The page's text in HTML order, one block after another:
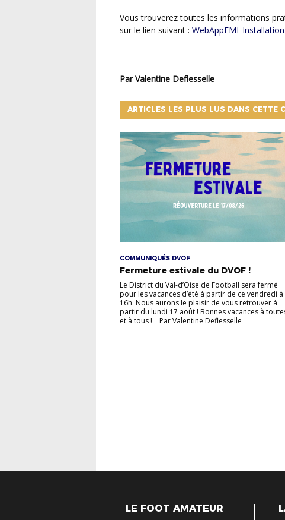
Vous trouverez toutes les informations pratiques pour télécharger la webapp FMI en cliquant
sur le lien suivant :
Par Valentine Deflesselle
ARTICLES LES PLUS LUS DANS CETTE
COMMUNIQUÉS DVOF
Fermeture estivale du DVOF !
Le District du Val-d’Oise de Football sera fermé
pour les vacances d’été à partir de ce vendredi à
16h. Nous aurons le plaisir de vous retrouver à
partir du lundi 17 août ! Bonnes vacances à
et à tous ! Par Valentine Deflesselle
LE FOOT AMATEUR